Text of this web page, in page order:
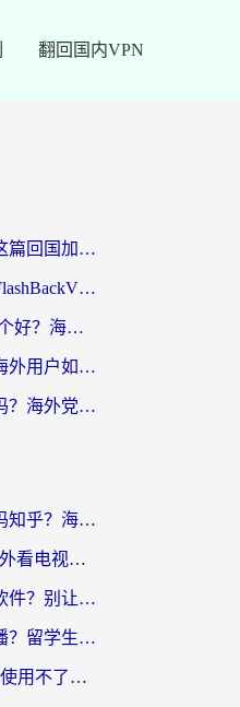
翻回国内VPN
美国看世界杯总卡？这篇回国加速器指南帮你无缝刷国内资源（附苹果手机VPN设置步骤）
穿梭VPN好用吗？和FlashBackVPN对比哪个回国效果更好？
Quickback和小黑牛哪个好？海外党亲测指南，选对回国加速器秒回国内
迅游和银河好用吗？海外用户如何选择回国加速器实现无缝访问国内资源
穿梭和奇游手游好用吗？海外党亲测3款回国加速器，附蜜蜂加速器七天试用攻略
国外可以看央视影音吗知乎？海外党亲测有效的回国加速方案
海外党必看：选对“海外看电视剧软件”，再也不用愁国内剧刷不了
国外如何听国内音乐软件？别让地域限制，断了你的中文歌单
海外哪里能看奥运直播？留学生&海外华人必看的体育赛事观赛终极指南
12123交管在国外怎么使用不了？海外华人必看的无缝访问国内资源指南